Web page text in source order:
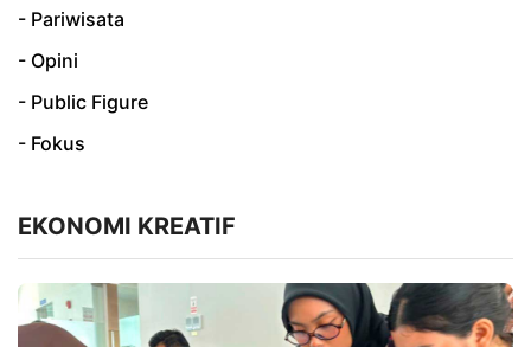
- Pariwisata
- Opini
- Public Figure
- Fokus
EKONOMI KREATIF